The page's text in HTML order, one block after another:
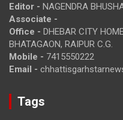
Editor - NAGENDRA
Associate -
Office - DHEBAR CITY
BHATAGAON, RAIPUR C.G.
Mobile - 7415550222
Email -
Tags